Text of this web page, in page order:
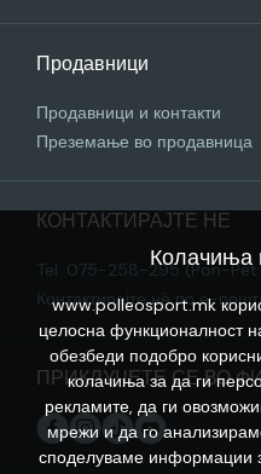
Продавници
Продавници и контакти
Преземање во продавница
КОНТАКТИРАЈТЕ НЕ
Tel. 075-258-295 (Pon-
Контактирајте нѐ по е-
ПРИКЛУЧЕТЕ СЕ ВО
Колачиња
www.polleosport.mk
целосна функционалност
обезбеди подобро
колачиња за да ги
рекламите, да ги
мрежи и да го
споделуваме информации